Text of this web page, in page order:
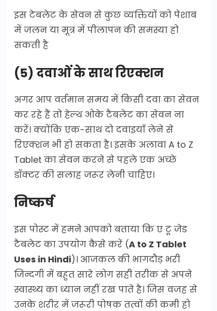
इस टेबलेट के सेवन से कुछ व्यक्तियों को पेशाब
में जलन या मूत्र में पीलापन की समस्या हो
सकती है
(5) दवाओं के साथ रिएक्शन
अगर आप वर्तमान समय में किसी दवा का सेवन
कर रहे हैं तो हेल्थ ओके टैबलेट का सेवन ना
करें। क्योंकि एक-साथ दो दवाइयाँ लेने से
रिएक्शन भी हो सकता है। इसके अलावा A to Z
Tablet का सेवन करने से पहले एक अच्छे
डॉक्टर की सलाह जरूर लेनी चाहिए।
निष्कर्ष
इस पोस्ट में हमने आपको बताया कि ए टू जेड
टैबलेट का उपयोग कैसे करें (A to Z Tablet
Uses in Hindi)। आजकल की भागदौड़ भरी
जिन्दगी में बहुत सारे लोग सही तरीक से अपने
स्वास्थ्य का ध्यान नहीं रख पाते है। जिस वजह से
उनके शरीर में जरूरी पोषक तत्वों की कमी हो